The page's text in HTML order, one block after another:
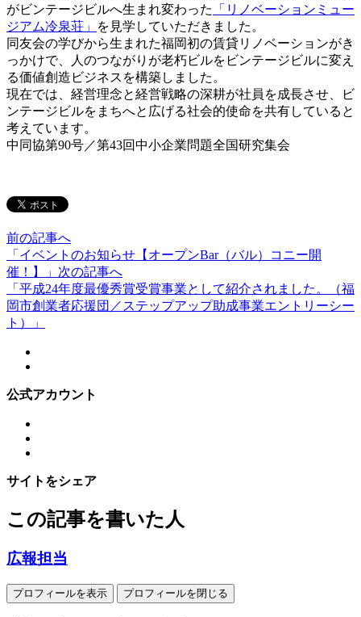
がビンテージビルへ生まれ変わった
「リノベーションミュー
ジアム冷泉荘」
を見学していただきました。
同友会の学びから生まれた福岡初の賃貸リノベーションがき
っかけで、人のつながりが老朽ビルをビンテージビルに変え
る価値創造ビジネスを構築しました。
現在では、経営理念と経営戦略の深耕が社員を成長させ、ビ
ンテージビルをまちへと広げる社会的使命を共有していると
考えています。
中同協第90号／第43回中小企業問題全国研究集会
前の記事へ
「イベントのお知らせ【オープンBar（バル）コニー開
催！】」 次の記事へ
「平成24年度最優秀賞受賞事業として紹介されました。（福
岡市創業者応援団／ステップアップ助成事業エントリーシー
ト）」
公式アカウント
サイトをシェア
この記事を書いた人
広報担当
プロフィールを表示 プロフィールを閉じる